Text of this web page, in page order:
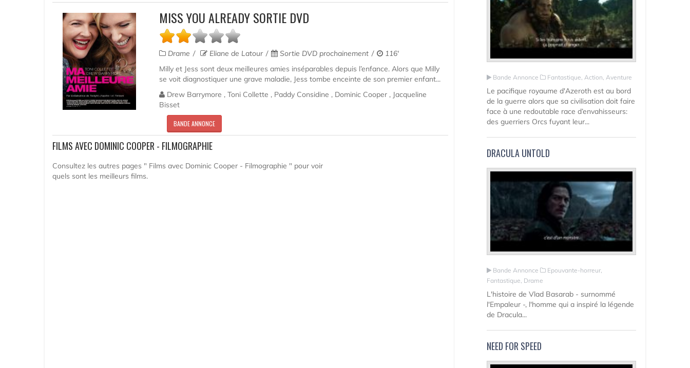
MISS YOU ALREADY SORTIE DVD
Drame Eliane de Latour Sortie DVD prochainement
116'
Milly et Jess sont deux meilleures amies inséparables depuis l’enfance. Alors que Milly
se voit diagnostiquer une grave maladie, Jess tombe enceinte de son premier enfant...
Drew Barrymore , Toni Collette , Paddy Considine , Dominic Cooper , Jacqueline
Bisset
BANDE ANNONCE
FILMS AVEC DOMINIC COOPER - FILMOGRAPHIE
Consultez les autres pages " Films avec Dominic Cooper - Filmographie " pour voir
quels sont les meilleurs films.
Bande Annonce Fantastique, Action, Aventure
Le pacifique royaume d'Azeroth est au bord
de la guerre alors que sa civilisation doit faire
face à une redoutable race d’envahisseurs:
des guerriers Orcs fuyant leur...
DRACULA UNTOLD
Bande Annonce
Epouvante-horreur,
Fantastique, Drame
L'histoire de Vlad Basarab - surnommé
l'Empaleur -, l'homme qui a inspiré la légende
de Dracula...
NEED FOR SPEED